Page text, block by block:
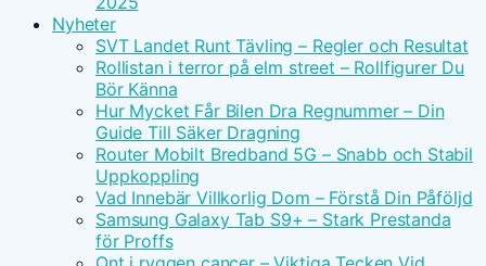
Nyheter
SVT Landet Runt Tävling – Regler och Resultat
Rollistan i terror på elm street – Rollfigurer Du
Bör Känna
Hur Mycket Får Bilen Dra Regnummer – Din
Guide Till Säker Dragning
Router Mobilt Bredband 5G – Snabb och Stabil
Uppkoppling
Vad Innebär Villkorlig Dom – Förstå Din Påföljd
Samsung Galaxy Tab S9+ – Stark Prestanda
för Proffs